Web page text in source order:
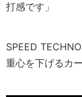
打感です」
SPEED
重心を下げるカ